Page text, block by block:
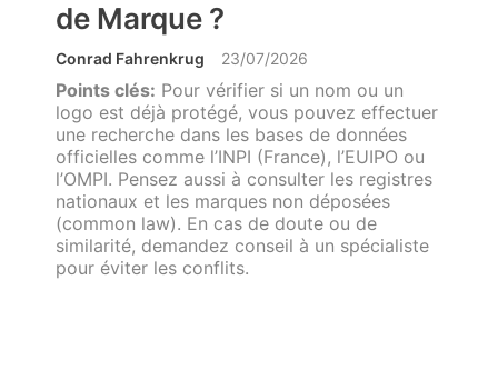
de Marque ?
Conrad Fahrenkrug 23/07/2026
Points clés: Pour vérifier si un nom ou un
logo est déjà protégé, vous pouvez effectuer
une recherche dans les bases de données
officielles comme l’INPI (France), l’EUIPO ou
l’OMPI. Pensez aussi à consulter les registres
nationaux et les marques non déposées
(common law). En cas de doute ou de
similarité, demandez conseil à un spécialiste
pour éviter les conflits.